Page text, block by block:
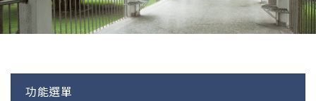
功能選單